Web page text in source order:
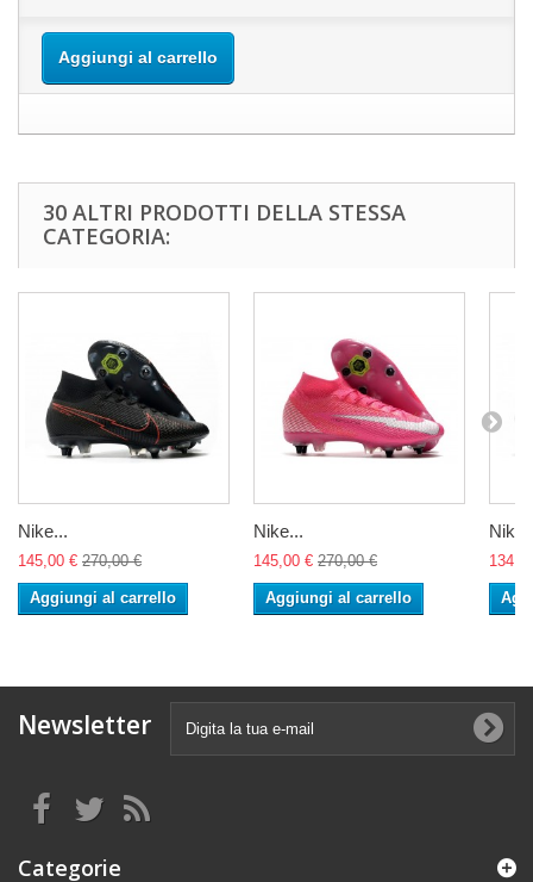
Aggiungi al carrello
30 ALTRI PRODOTTI DELLA STESSA
CATEGORIA:
Nike...
145,00 € 270,00 €
Aggiungi al carrello
Nike...
145,00 € 270,00 €
Aggiungi al carrello
Newsletter
Categorie